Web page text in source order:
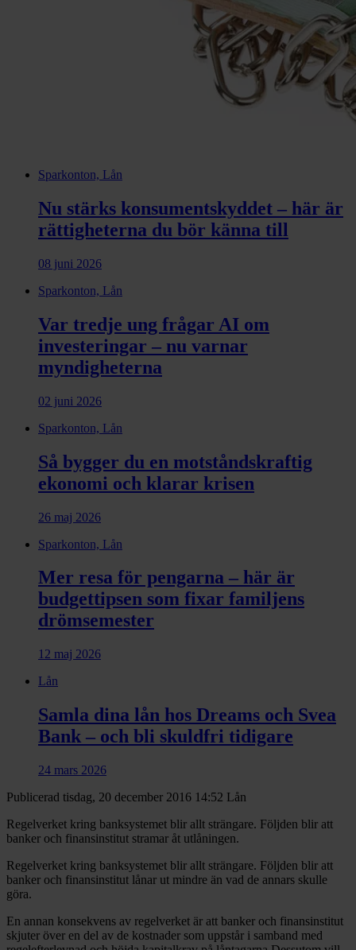
Sparkonton, Lån
Nu stärks konsumentskyddet – här är
rättigheterna du bör känna till
08 juni 2026
Sparkonton, Lån
Var tredje ung frågar AI om
investeringar – nu varnar
myndigheterna
02 juni 2026
Sparkonton, Lån
Så bygger du en motståndskraftig
ekonomi och klarar krisen
26 maj 2026
Sparkonton, Lån
Mer resa för pengarna – här är
budgettipsen som fixar familjens
drömsemester
12 maj 2026
Lån
Samla dina lån hos Dreams och Svea
Bank – och bli skuldfri tidigare
24 mars 2026
Publicerad tisdag, 20 december 2016 14:52 Lån
Regelverket kring banksystemet blir allt strängare. Följden blir att
banker och finansinstitut stramar åt utlåningen.
Regelverket kring banksystemet blir allt strängare. Följden blir att
banker och finansinstitut lånar ut mindre än vad de annars skulle
göra.
En annan konsekvens av regelverket är att banker och finansinstitut
skjuter över en del av de kostnader som uppstår i samband med